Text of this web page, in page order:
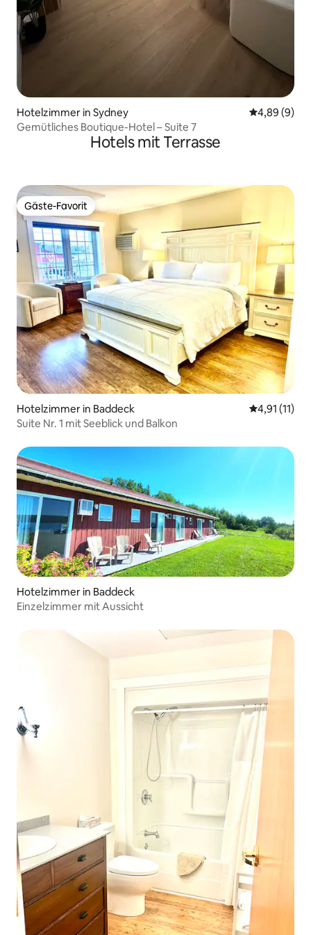
Hotelzimmer in Sydney
4,89 (9)
Gemütliches Boutique-Hotel – Suite 7
Hotels mit Terrasse
Gäste-Favorit
Gäste-Favorit
Hotelzimmer in Baddeck
4,91 (11)
Suite Nr. 1 mit Seeblick und Balkon
Hotelzimmer in Baddeck
Einzelzimmer mit Aussicht